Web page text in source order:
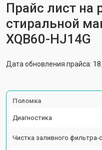
Прайс лист на
стиральной
XQB60-HJ14G
Дата обновления прайса:
Поломка
Диагностика
Чистка заливного фильтра-